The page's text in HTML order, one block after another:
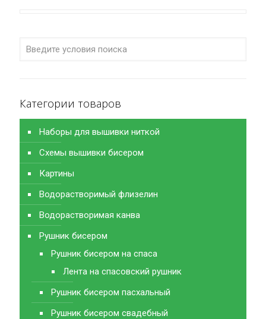
Категории товаров
Наборы для вышивки ниткой
Схемы вышивки бисером
Картины
Водорастворимый флизелин
Водорастворимая канва
Рушник бисером
Рушник бисером на спаса
Лента на спасовский рушник
Рушник бисером пасхальный
Рушник бисером свадебный